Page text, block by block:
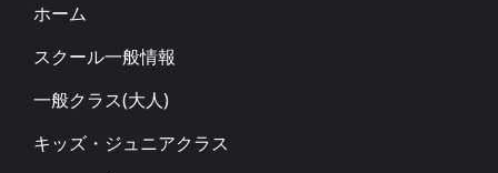
ホーム
スクール一般情報
一般クラス(大人)
キッズ・ジュニアクラス